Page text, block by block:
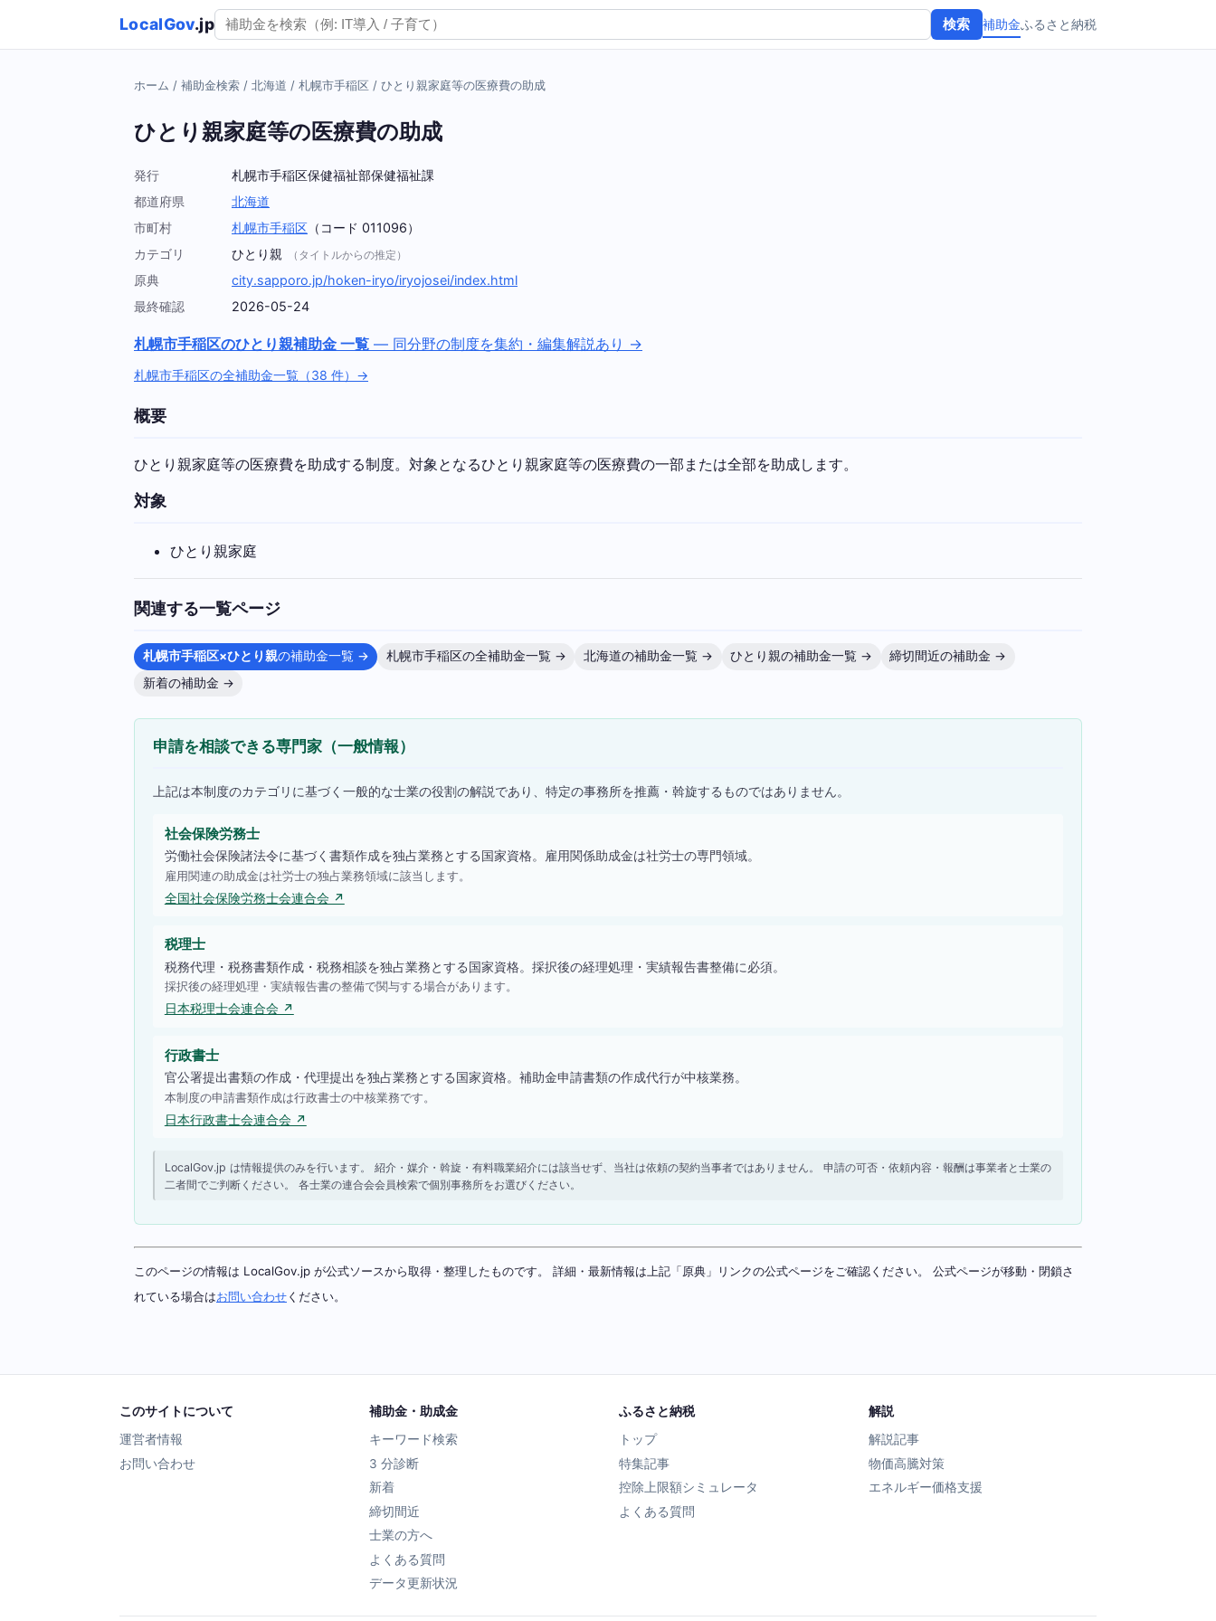
LocalGov.jp 検索 補助金ふるさと納税
ホーム / 補助金検索 / 北海道 / 札幌市手稲区 / ひとり親家庭等の医療費の助成
ひとり親家庭等の医療費の助成
発行
札幌市手稲区保健福祉部保健福祉課
都道府県
北海道
市町村
札幌市手稲区 （コード 011096）
カテゴリ
ひとり親 （タイトルからの推定）
原典
city.sapporo.jp/hoken-iryo/iryojosei/index.html
最終確認
2026-05-24
札幌市手稲区のひとり親補助金 一覧 — 同分野の制度を集約・編集解説あり →
札幌市手稲区の全補助金一覧（38 件）→
概要
ひとり親家庭等の医療費を助成する制度。対象となるひとり親家庭等の医療費の一部または全部を助成します。
対象
ひとり親家庭
関連する一覧ページ
札幌市手稲区×ひとり親の補助金一覧 → 札幌市手稲区の全補助金一覧 → 北海道の補助金一覧 → ひとり親の補助金一覧 →
締切間近の補助金 →
新着の補助金 →
申請を相談できる専門家（一般情報）
上記は本制度のカテゴリに基づく一般的な士業の役割の解説であり、特定の事務所を推薦・斡旋するものではありません。
社会保険労務士
労働社会保険諸法令に基づく書類作成を独占業務とする国家資格。雇用関係助成金は社労士の専門領域。
雇用関連の助成金は社労士の独占業務領域に該当します。
全国社会保険労務士会連合会 ↗
税理士
税務代理・税務書類作成・税務相談を独占業務とする国家資格。採択後の経理処理・実績報告書整備に必須。
採択後の経理処理・実績報告書の整備で関与する場合があります。
日本税理士会連合会 ↗
行政書士
官公署提出書類の作成・代理提出を独占業務とする国家資格。補助金申請書類の作成代行が中核業務。
本制度の申請書類作成は行政書士の中核業務です。
日本行政書士会連合会 ↗
LocalGov.jp は情報提供のみを行います。 紹介・媒介・斡旋・有料職業紹介には該当せず、当社は依頼の契約当事者ではありません。 申請の可否・依頼内容・報酬は事業者と士業の
二者間でご判断ください。 各士業の連合会会員検索で個別事務所をお選びください。
このページの情報は LocalGov.jp が公式ソースから取得・整理したものです。 詳細・最新情報は上記「原典」リンクの公式ページをご確認ください。 公式ページが移動・閉鎖さ
れている場合はお問い合わせください。
このサイトについて
運営者情報
お問い合わせ
補助金・助成金
キーワード検索
3 分診断
新着
締切間近
士業の方へ
よくある質問
データ更新状況
ふるさと納税
トップ
特集記事
控除上限額シミュレータ
よくある質問
解説
解説記事
物価高騰対策
エネルギー価格支援